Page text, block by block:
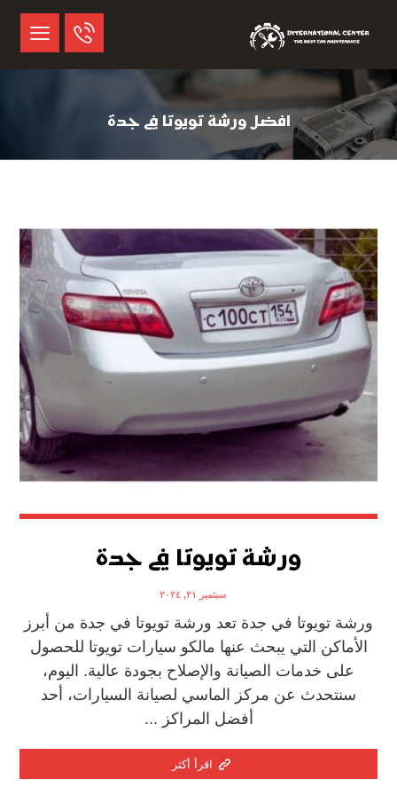
افضل ورشة تويوتا في جدة
ورشة تويوتا في جدة
سبتمبر ٢١, ٢٠٢٤
ورشة تويوتا في جدة تعد ورشة تويوتا في جدة من أبرز
الأماكن التي يبحث عنها مالكو سيارات تويوتا للحصول
على خدمات الصيانة والإصلاح بجودة عالية. اليوم،
سنتحدث عن مركز الماسي لصيانة السيارات، أحد
أفضل المراكز ...
اقرأ أكثر